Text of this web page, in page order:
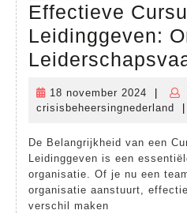
Effectieve
Leidinggeven:
18 november 2024
18
crisisbeheersingnederland
De Belangrijkheid van een
Leidinggeven is een
organisatie. Of je nu een
organisatie aanstuurt,
verschil maken